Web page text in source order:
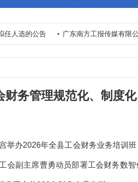
人选的公告 广东南方工报传媒有限公
务管理规范化、制度
办2026年全县工会财务业务培训班
会副主席曹勇动员部署工会财务数